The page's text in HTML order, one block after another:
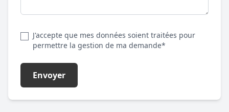
J'accepte que mes données soient traitées pour
permettre la gestion de ma demande*
Envoyer